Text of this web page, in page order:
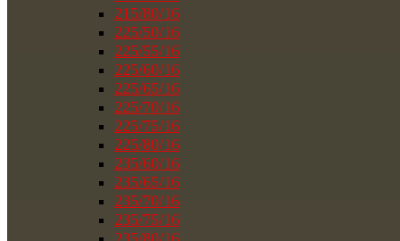
215/80/16
225/50/16
225/55/16
225/60/16
225/65/16
225/70/16
225/75/16
225/80/16
235/60/16
235/65/16
235/70/16
235/75/16